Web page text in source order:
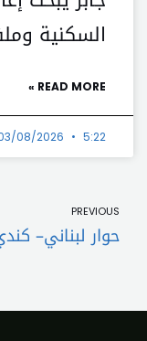
السكنية
READ MORE »
08/2026 5:22 م
PREVIOUS